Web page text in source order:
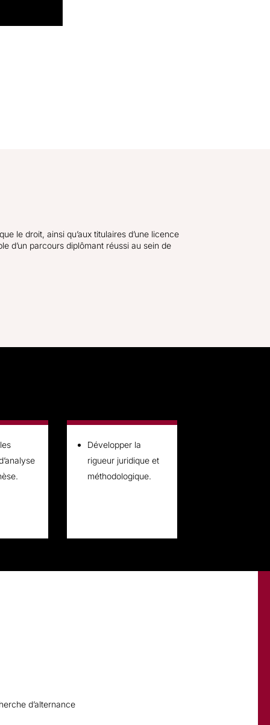
le droit, ainsi qu’aux titulaires d’une licence
d’un parcours diplômant réussi au sein de
Développer la
rigueur juridique et
méthodologique.
d’alternance